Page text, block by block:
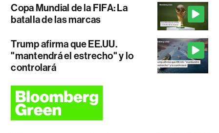
Copa Mundial de la FIFA: La
batalla de las marcas
Trump afirma que EE.UU.
"mantendrá el estrecho" y lo
controlará